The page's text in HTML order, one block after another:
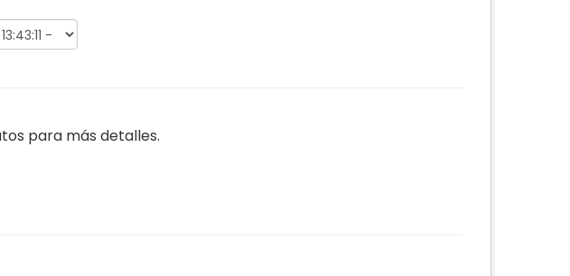
para más detalles.